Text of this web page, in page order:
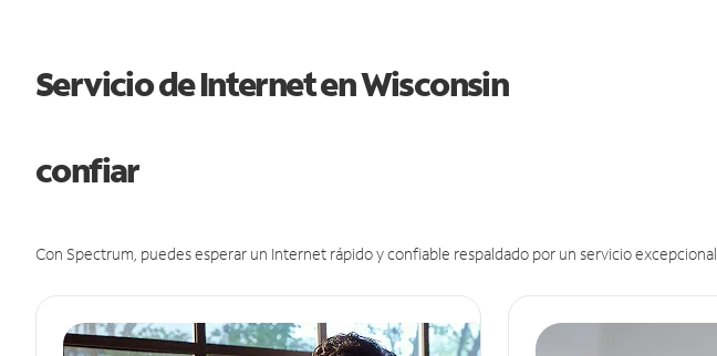
Servicio de Internet en Wisconsin
confiar
Con Spectrum, puedes esperar un Internet rápido y confiable respaldado por un servicio excepcional.